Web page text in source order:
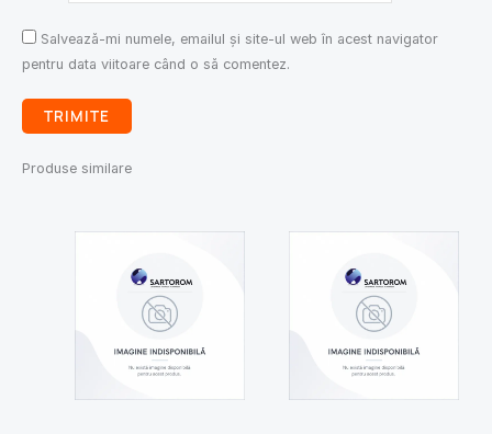
Salvează-mi numele, emailul și site-ul web în acest navigator
pentru data viitoare când o să comentez.
Produse similare